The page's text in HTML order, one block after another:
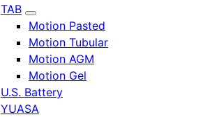
TAB
Motion Pasted
Motion Tubular
Motion AGM
Motion Gel
U.S. Battery
YUASA